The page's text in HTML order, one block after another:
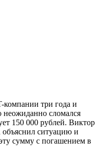
компании три года и
сломался
150 000 рублей. Виктор
объяснил ситуацию и
сумму с погашением в